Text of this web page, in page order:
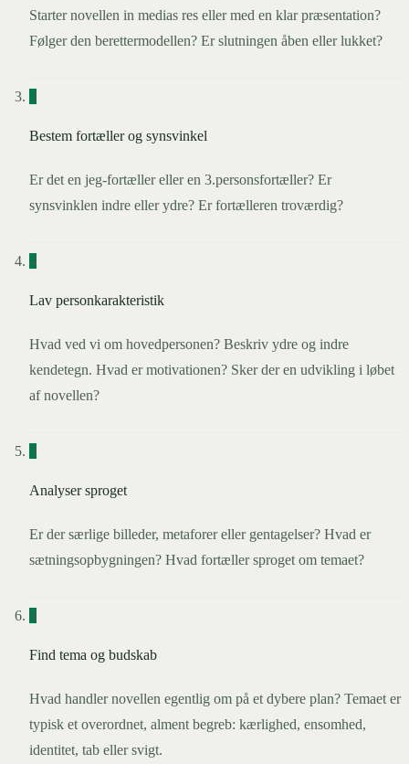
Starter novellen in medias res eller med en klar præsentation?
Følger den berettermodellen? Er slutningen åben eller lukket?
3
Bestem fortæller og synsvinkel
Er det en jeg-fortæller eller en 3.personsfortæller? Er
synsvinklen indre eller ydre? Er fortælleren troværdig?
4
Lav personkarakteristik
Hvad ved vi om hovedpersonen? Beskriv ydre og indre
kendetegn. Hvad er motivationen? Sker der en udvikling i løbet
af novellen?
5
Analyser sproget
Er der særlige billeder, metaforer eller gentagelser? Hvad er
sætningsopbygningen? Hvad fortæller sproget om temaet?
6
Find tema og budskab
Hvad handler novellen egentlig om på et dybere plan? Temaet er
typisk et overordnet, alment begreb: kærlighed, ensomhed,
identitet, tab eller svigt.